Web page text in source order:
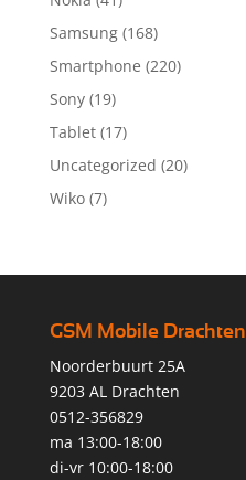
Samsung (168)
Smartphone (220)
Sony (19)
Tablet (17)
Uncategorized (20)
Wiko (7)
GSM Mobile Drachten
Noorderbuurt 25A
9203 AL Drachten
0512-356829
ma 13:00-18:00
di-vr 10:00-18:00